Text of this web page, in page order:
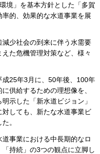
境」を基本方針とした「多賀
的、効果的な水道事業を展
少社会の到来に伴う水需要
た危機管理対策など、様々
25年3月に、50年後、100年
供給するための理想像を、
示した「新水道ビジョン」
しても、新たな水道事業ビ
。
事業における中長期的なロ
持続」の3つの観点に立脚し